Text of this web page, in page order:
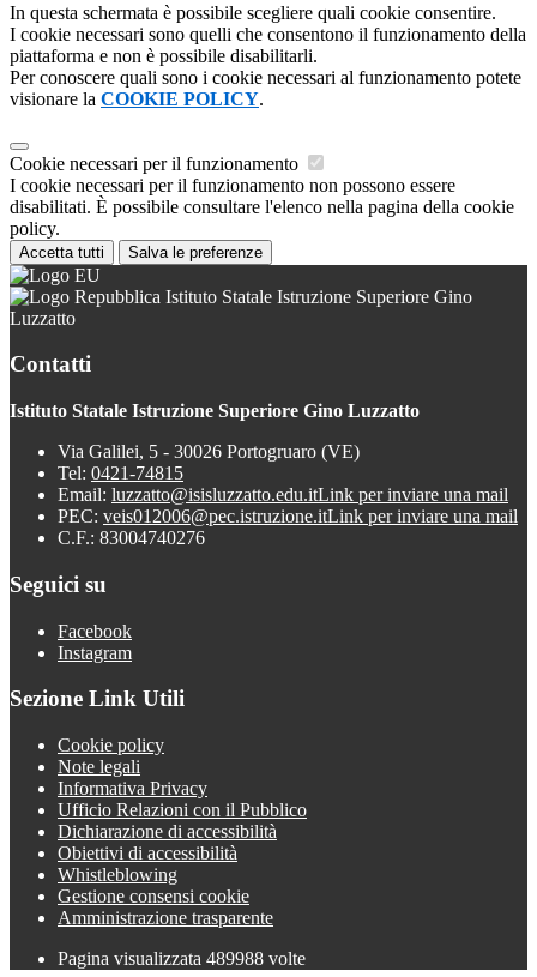
In questa schermata è possibile scegliere quali cookie consentire.
I cookie necessari sono quelli che consentono il funzionamento della
piattaforma e non è possibile disabilitarli.
Per conoscere quali sono i cookie necessari al funzionamento potete
visionare la COOKIE POLICY.
Cookie necessari per il funzionamento
I cookie necessari per il funzionamento non possono essere
disabilitati. È possibile consultare l'elenco nella pagina della cookie
policy.
Accetta tutti Salva le preferenze
Istituto Statale Istruzione Superiore Gino
Luzzatto
Contatti
Istituto Statale Istruzione Superiore Gino Luzzatto
Via Galilei, 5 - 30026 Portogruaro (VE)
Tel: 0421-74815
Email: luzzatto@isisluzzatto.edu.itLink per inviare una mail
PEC: veis012006@pec.istruzione.itLink per inviare una mail
C.F.: 83004740276
Seguici su
Facebook
Instagram
Sezione Link Utili
Cookie policy
Note legali
Informativa Privacy
Ufficio Relazioni con il Pubblico
Dichiarazione di accessibilità
Obiettivi di accessibilità
Whistleblowing
Gestione consensi cookie
Amministrazione trasparente
Pagina visualizzata 489988 volte